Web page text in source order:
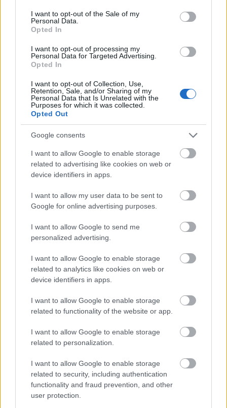
consent section.
I want to opt-out of the Sale of my
Personal Data.
Opted In
I want to opt-out of processing my
Personal Data for Targeted Advertising.
Opted In
I want to opt-out of Collection, Use,
Retention, Sale, and/or Sharing of my
Personal Data that Is Unrelated with the
Purposes for which it was collected.
Opted Out
Google consents
I want to allow Google to enable storage
related to advertising like cookies on web or
device identifiers in apps.
I want to allow my user data to be sent to
Google for online advertising purposes.
I want to allow Google to send me
personalized advertising.
I want to allow Google to enable storage
related to analytics like cookies on web or
device identifiers in apps.
I want to allow Google to enable storage
related to functionality of the website or app.
I want to allow Google to enable storage
related to personalization.
I want to allow Google to enable storage
related to security, including authentication
functionality and fraud prevention, and other
user protection.
Adăugarea de kimchi în mesele tale le poate face
mai gustoase. De asemenea, îți oferă nutrienți
importanți pentru sănătatea generală. Iată câteva
beneficii cheie ale kimchi pentru inimă:
Ajută la scăderea nivelului de colesterol
Îmbunătățește profilurile lipidice generale
Contribuie la reducerea riscului de boli de
inimă
Ilustrație a kimchi-ului vibrant cu simboluri și nutrienți
Faceți clic sau atingeți imaginea pentru mai multe
informații și rezoluții mai mari.
Kimchi ca adjuvant digestiv
natural
Kimchi este un adjuvant digestiv natural, fiind
excelent pentru mesele axate pe sănătatea
digestivă. Procesul de fermentare din kimchi
produce probiotice bune. Aceste probiotice ajută la
menținerea echilibrului florei intestinale, ducând la